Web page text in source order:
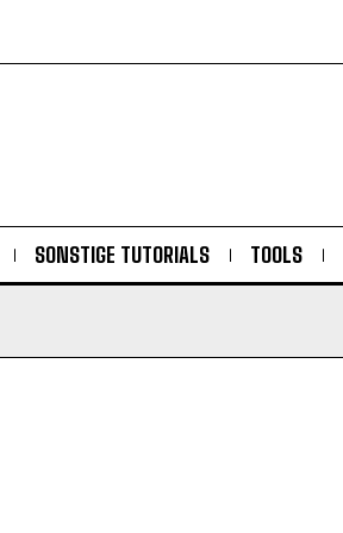
SONSTIGE TUTORIALS TOOLS